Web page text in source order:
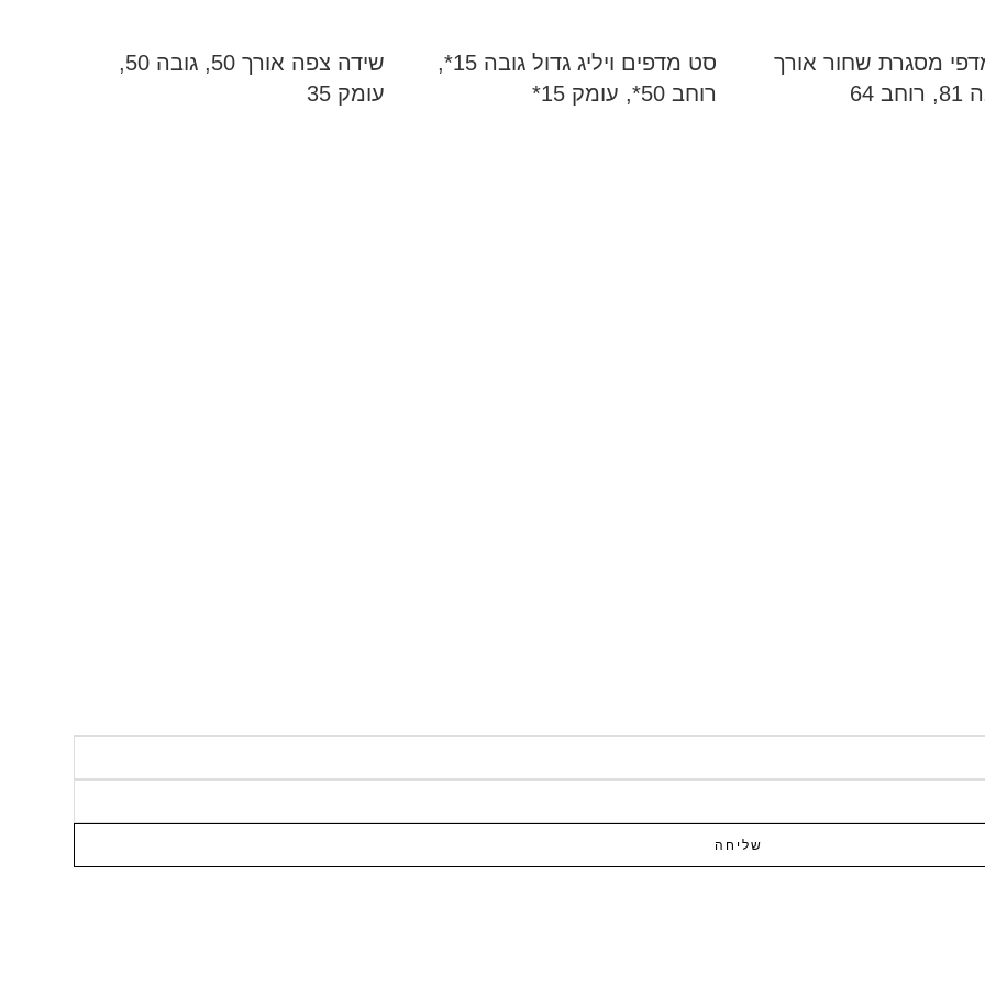
5 מדפי מסגרת שחור אורך
סט מדפים ויליג גדול גובה 15*,
רוחב 50*, עומק 15*
שידה צפה אורך 50, גובה 50,
עומק 35
שליחה